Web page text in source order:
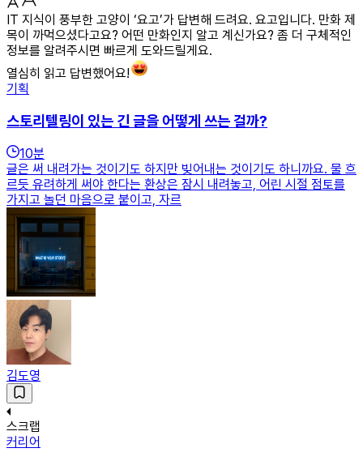
IT 지식이 풍부한 고양이 ‘요고’가 답변해 드려요. 요고입니다. 만화 제
목이 까먹으셨다고요? 어떤 만화인지 알고 계신가요? 좀 더 구체적인
정보를 알려주시면 빠르게 도와드릴게요.
열심히 읽고 답변했어요!
기획
스토리텔링이 있는 긴 글을 어떻게 쓰는 걸까?
10분
글은 써 내려가는 것이기도 하지만 빚어내는 것이기도 하니까요. 물 흐
르듯 유려하게 써야 한다는 환상은 잠시 내려놓고, 어린 시절 점토를
가지고 놀던 마음으로 붙이고, 자르
김도영
스크랩
커리어